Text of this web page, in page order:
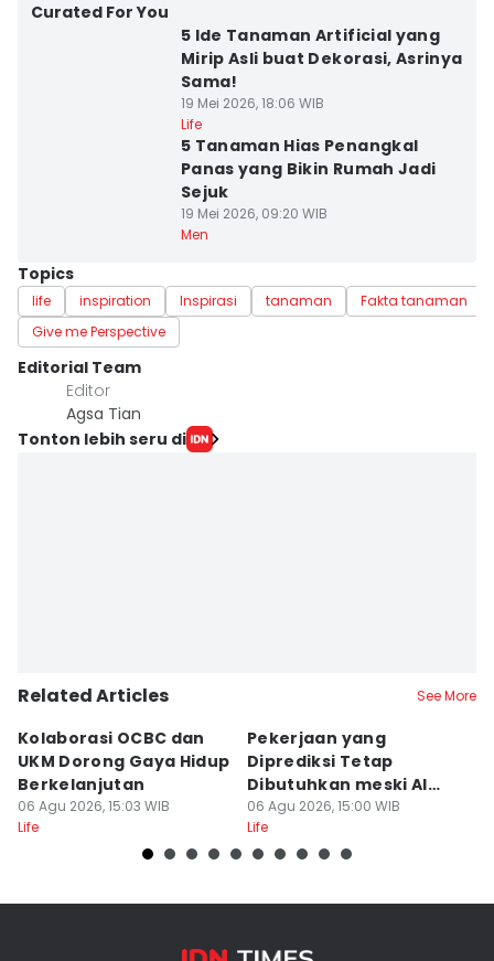
Curated For You
5 Ide Tanaman Artificial yang
Mirip Asli buat Dekorasi, Asrinya
Sama!
19 Mei 2026, 18:06 WIB
Life
5 Tanaman Hias Penangkal
Panas yang Bikin Rumah Jadi
Sejuk
19 Mei 2026, 09:20 WIB
Men
Topics
life inspiration Inspirasi tanaman
Fakta tanaman
Give me Perspective
Editorial Team
Editor
Agsa Tian
Tonton lebih seru di
Related Articles See More
Kolaborasi OCBC dan
UKM Dorong Gaya Hidup
Berkelanjutan
06 Agu 2026, 15:03 WIB
Life
Pekerjaan yang
Diprediksi Tetap
Dibutuhkan meski AI
Berkembang
06 Agu 2026, 15:00 WIB
Life